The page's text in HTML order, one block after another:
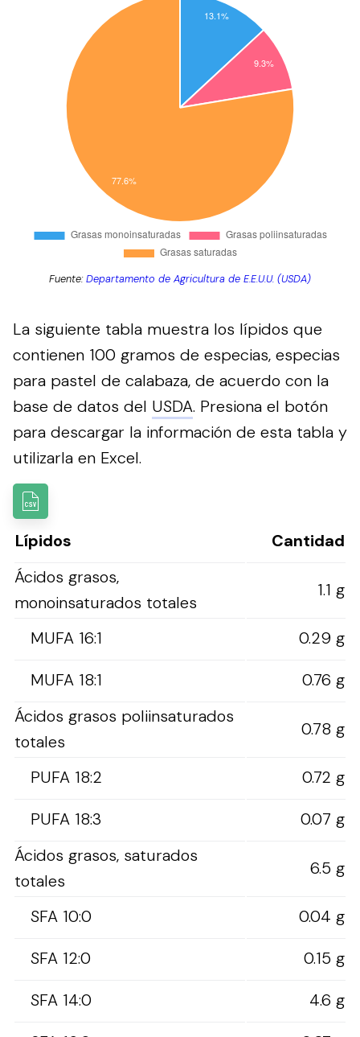
Fuente:Departamento de Agricultura de E.E.U.U. (USDA)
La siguiente tabla muestra los lípidos que
contienen 100 gramos de especias, especias
para pastel de calabaza, de acuerdo con la
base de datos del USDA. Presiona el botón
para descargar la información de esta tabla y
utilizarla en Excel.
Lípidos
Cantidad
Ácidos grasos,
monoinsaturados totales
1.1 g
MUFA 16:1
0.29 g
MUFA 18:1
0.76 g
Ácidos grasos poliinsaturados
totales
0.78 g
PUFA 18:2
0.72 g
PUFA 18:3
0.07 g
Ácidos grasos, saturados
totales
6.5 g
SFA 10:0
0.04 g
SFA 12:0
0.15 g
SFA 14:0
4.6 g